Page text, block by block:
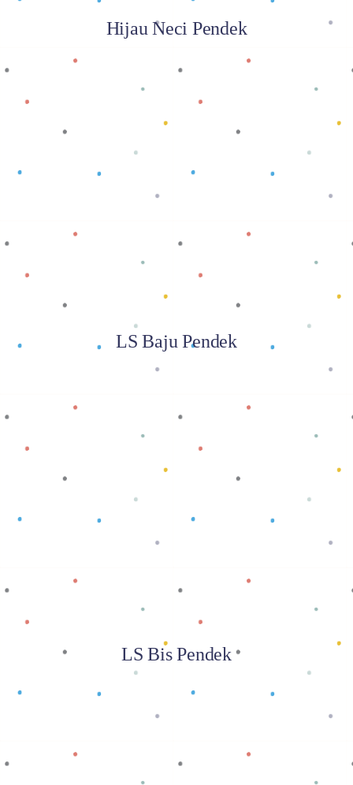
Hijau Neci Pendek
Baca selengkapnya
LS Baju Pendek
Baca selengkapnya
LS Bis Pendek